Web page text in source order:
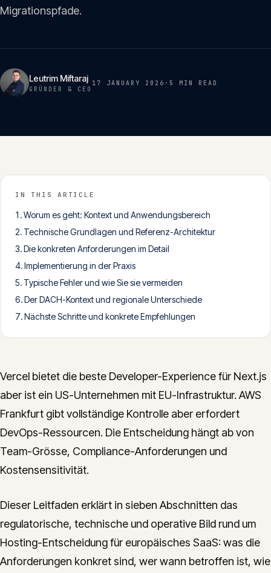
Glossar
Kontakt
CONTACT
info@innopulse.io +41 79 508 28 06
Gotthardstrasse 30, 6300 Zug
Migrationspfade.
Leutrim Miftaraj
GRÜNDER & CEO
17 JANUARY 2026 · 5 MIN READ
IN THIS ARTICLE
Worum es geht: Kontext und Anwendungsbereich
Technische Grundlagen und Referenz-Architektur
Die konkreten Anforderungen im Detail
Implementierung in der Praxis
Typische Fehler und wie Sie sie vermeiden
Der DACH-Kontext und regionale Unterschiede
Nächste Schritte und konkrete Empfehlungen
Vercel bietet die beste Developer-Experience für Next.js
aber ist ein US-Unternehmen mit EU-Infrastruktur. AWS
Frankfurt gibt vollständige Kontrolle aber erfordert
DevOps-Ressourcen. Die Entscheidung hängt ab von
Team-Grösse, Compliance-Anforderungen und
Kostensensitivität.
Dieser Leitfaden erklärt in sieben Abschnitten das
regulatorische, technische und operative Bild rund um
Hosting-Entscheidung für europäisches SaaS: was die
Anforderungen konkret sind, wer wann betroffen ist, wie